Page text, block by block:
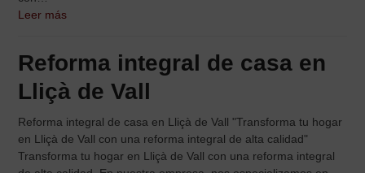
Leer más
Reforma integral de casa en
Lliçà de Vall
Reforma integral de casa en Lliçà de Vall "Transforma tu hogar
en Lliçà de Vall con una reforma integral de alta calidad"
Transforma tu hogar en Lliçà de Vall con una reforma integral